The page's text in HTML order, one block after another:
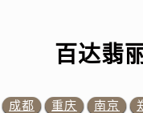
勃湾区人民南路百达翡
集宁区恩和大街百达
盟市锡林浩特市光明街
街百达翡丽售后服务
百达翡
成都 重庆 南京